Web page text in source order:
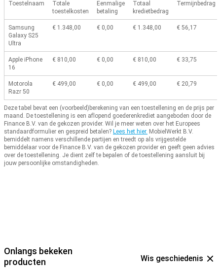
Toestelnaam
Totale
toestelkosten
Eenmalige
betaling
Totaal
kredietbedrag
Termijnbedrag
Samsung
Galaxy S25
Ultra
€ 1.348,00 € 0,00 € 1.348,00 € 56,17
Apple iPhone
16
€ 810,00 € 0,00 € 810,00 € 33,75
Motorola
Razr 50
€ 499,00 € 0,00 € 499,00 € 20,79
Deze tabel bevat een (voorbeeld)berekening van een toestellening en de prijs per
maand. De toestellening is een aflopend goederenkrediet aangeboden door de
Finance B.V. van de gekozen provider. Wil je meer weten over het Europees
standaardformulier en gespreid betalen? Lees het hier. MobielWerkt B.V.
bemiddelt namens verschillende partijen en treedt op als vrijgestelde
bemiddelaar voor de Finance B.V. van de gekozen provider en geeft geen advies
over de toestellening. Je dient zelf te bepalen of de toestellening aansluit bij
jouw persoonlijke omstandigheden.
Onlangs bekeken
producten
Wis geschiedenis